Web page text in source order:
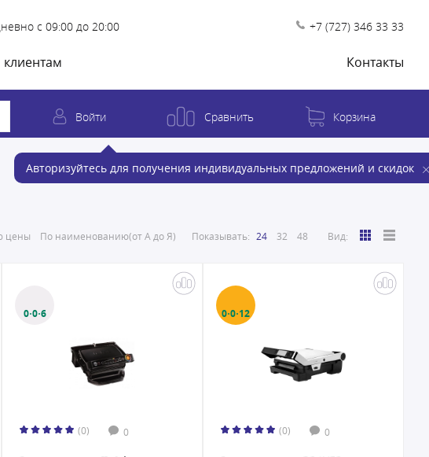
с 09:00 до 20:00 +7 (727) 346 33 33
Контакты
Войти
Авторизуйтесь для получения индивидуальных предложений и скидок
Сравнить Корзина
цены По наименованию(от А до Я) Показывать: 24 32 48 Вид:
0·0·6
(0) 0
0·0·12
(0) 0